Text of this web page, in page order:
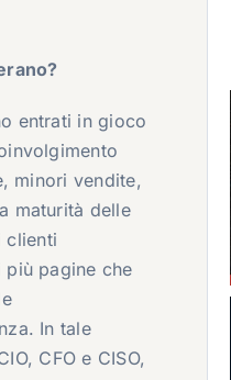
entrati in gioco
minori vendite,
maturità delle
clienti
pagine che
In tale
CFO e CISO,